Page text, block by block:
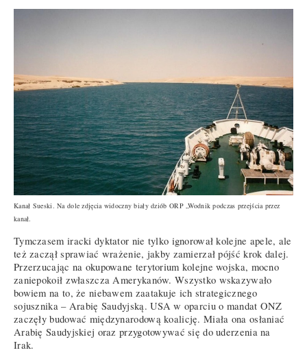
Kanał Sueski. Na dole zdjęcia widoczny biały dziób ORP „Wodnik podczas przejścia przez
kanał.
Tymczasem iracki dyktator nie tylko ignorował kolejne apele, ale
też zaczął sprawiać wrażenie, jakby zamierzał pójść krok dalej.
Przerzucając na okupowane terytorium kolejne wojska, mocno
zaniepokoił zwłaszcza Amerykanów. Wszystko wskazywało
bowiem na to, że niebawem zaatakuje ich strategicznego
sojusznika – Arabię Saudyjską. USA w oparciu o mandat ONZ
zaczęły budować międzynarodową koalicję. Miała ona osłaniać
Arabię Saudyjskiej oraz przygotowywać się do uderzenia na
Irak.